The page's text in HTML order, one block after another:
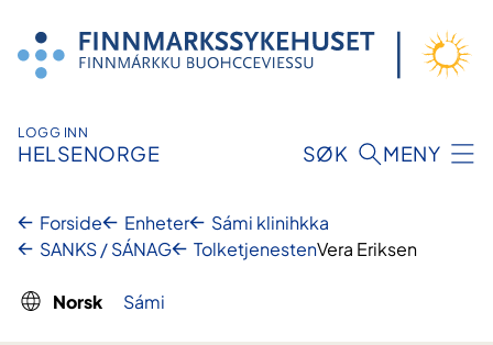
innhold
LOGG INN
HELSENORGE SØK MENY
Forside Enheter
Sámi klinihkka
SANKS / SÁNAG
TolketjenestenVera Eriksen
Norsk Sámi